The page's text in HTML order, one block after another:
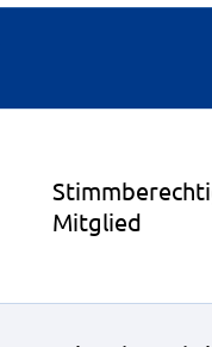
Mitglied